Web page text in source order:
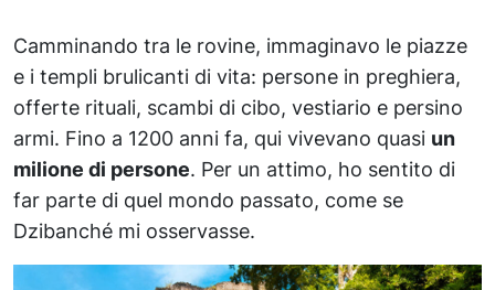
Camminando tra le rovine, immaginavo le piazze
e i templi brulicanti di vita: persone in preghiera,
offerte rituali, scambi di cibo, vestiario e persino
armi. Fino a 1200 anni fa, qui vivevano quasi un
milione di persone. Per un attimo, ho sentito di
far parte di quel mondo passato, come se
Dzibanché mi osservasse.